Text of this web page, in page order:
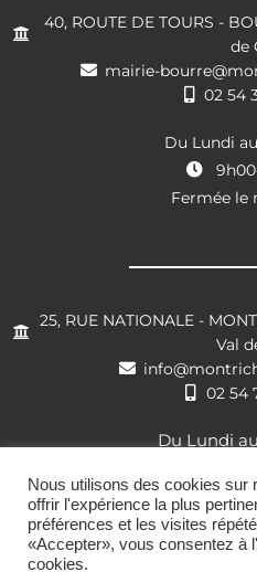
40, ROUTE DE TOURS -
de
mairie-
02 54
Du Lundi
Fermée le
25, RUE NATIONALE -
Val
02 54
Du Lundi
Nous utilisons des cookies sur
offrir l'expérience la plus
préférences et les visites
«Accepter», vous consentez à
cookies.